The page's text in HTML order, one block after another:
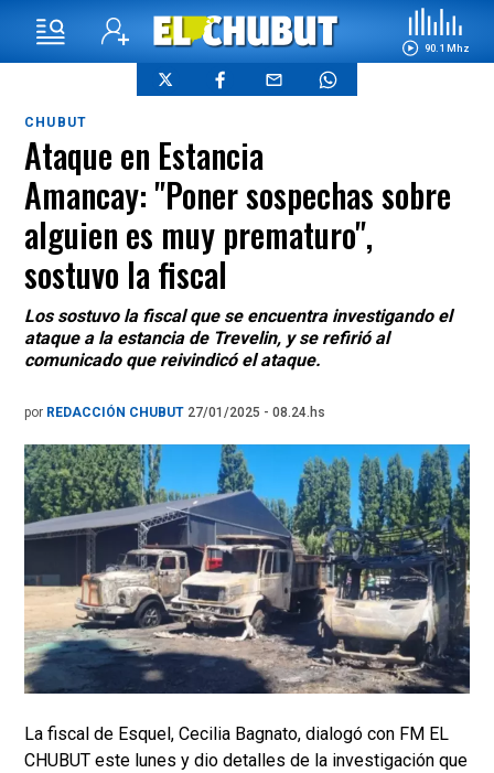
90.1 Mhz
CHUBUT
Ataque en Estancia
Amancay: "Poner sospechas sobre
alguien es muy prematuro",
sostuvo la fiscal
Los sostuvo la fiscal que se encuentra investigando el
ataque a la estancia de Trevelin, y se refirió al
comunicado que reivindicó el ataque.
por REDACCIÓN CHUBUT 27/01/2025 - 08.24.hs
La fiscal de Esquel, Cecilia Bagnato, dialogó con FM EL
CHUBUT este lunes y dio detalles de la investigación que